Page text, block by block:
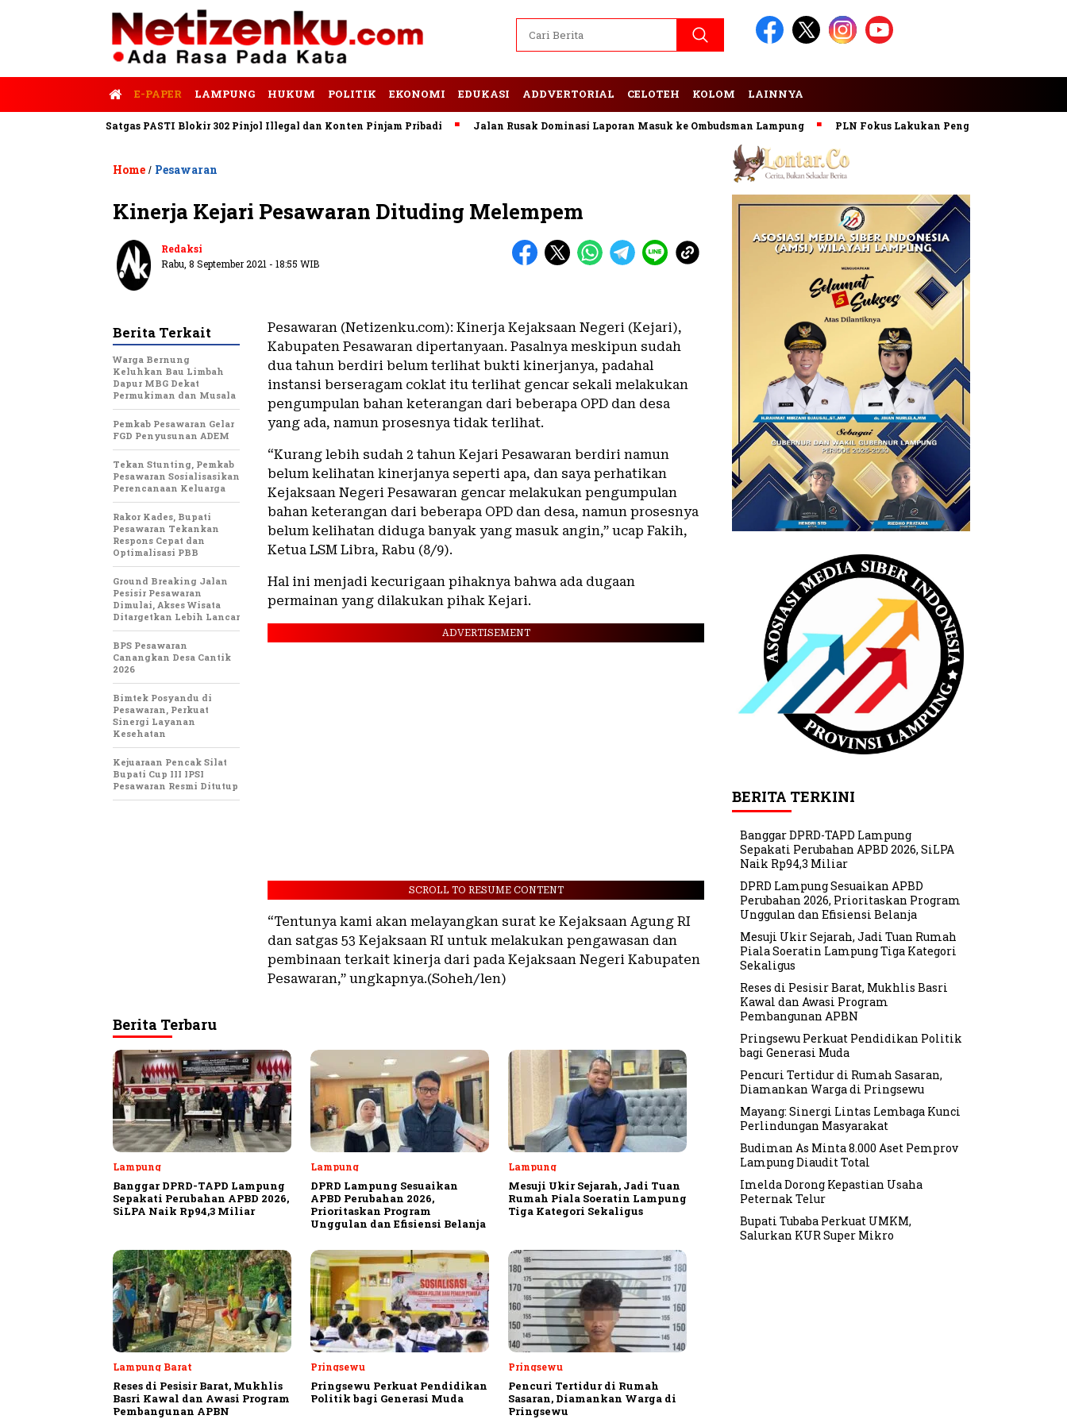
E-PAPER LAMPUNG HUKUM POLITIK EKONOMI EDUKASI ADDVERTORIAL CELOTEH KOLOM LAINNYA
Satgas PASTI Blokir 302 Pinjol Illegal dan Konten Pinjam Pribadi Jalan Rusak Dominasi Laporan Masuk ke Ombudsman Lampung PLN Fokus Lakukan Pengembangan Pembangkit
Home / Pesawaran
Kinerja Kejari Pesawaran Dituding Melempem
Redaksi
Rabu, 8 September 2021 - 18:55 WIB
Pesawaran (Netizenku.com): Kinerja Kejaksaan Negeri (Kejari),
Kabupaten Pesawaran dipertanyaan. Pasalnya meskipun sudah
dua tahun berdiri belum terlihat bukti kinerjanya, padahal
instansi berseragam coklat itu terlihat gencar sekali melakukan
pengumpulan bahan keterangan dari beberapa OPD dan desa
yang ada, namun prosesnya tidak terlihat.
“Kurang lebih sudah 2 tahun Kejari Pesawaran berdiri namun
belum kelihatan kinerjanya seperti apa, dan saya perhatikan
Kejaksaan Negeri Pesawaran gencar melakukan pengumpulan
bahan keterangan dari beberapa OPD dan desa, namun prosesnya
belum kelihatan diduga banyak yang masuk angin,” ucap Fakih,
Ketua LSM Libra, Rabu (8/9).
Hal ini menjadi kecurigaan pihaknya bahwa ada dugaan
permainan yang dilakukan pihak Kejari.
ADVERTISEMENT
SCROLL TO RESUME CONTENT
“Tentunya kami akan melayangkan surat ke Kejaksaan Agung RI
dan satgas 53 Kejaksaan RI untuk melakukan pengawasan dan
pembinaan terkait kinerja dari pada Kejaksaan Negeri Kabupaten
Pesawaran,” ungkapnya.(Soheh/len)
Berita Terkait
Warga Bernung
Keluhkan Bau Limbah
Dapur MBG Dekat
Permukiman dan Musala
Pemkab Pesawaran Gelar
FGD Penyusunan ADEM
Tekan Stunting, Pemkab
Pesawaran Sosialisasikan
Perencanaan Keluarga
Rakor Kades, Bupati
Pesawaran Tekankan
Respons Cepat dan
Optimalisasi PBB
Ground Breaking Jalan
Pesisir Pesawaran
Dimulai, Akses Wisata
Ditargetkan Lebih Lancar
BPS Pesawaran
Canangkan Desa Cantik
2026
Bimtek Posyandu di
Pesawaran, Perkuat
Sinergi Layanan
Kesehatan
Kejuaraan Pencak Silat
Bupati Cup III IPSI
Pesawaran Resmi Ditutup
Berita Terbaru
Lampung
Banggar DPRD-TAPD Lampung
Sepakati Perubahan APBD 2026,
SiLPA Naik Rp94,3 Miliar
Lampung
DPRD Lampung Sesuaikan
APBD Perubahan 2026,
Prioritaskan Program
Unggulan dan Efisiensi Belanja
Lampung
Mesuji Ukir Sejarah, Jadi Tuan
Rumah Piala Soeratin Lampung
Tiga Kategori Sekaligus
Lampung Barat
Reses di Pesisir Barat, Mukhlis
Basri Kawal dan Awasi Program
Pembangunan APBN
Pringsewu
Pringsewu Perkuat Pendidikan
Politik bagi Generasi Muda
Pringsewu
Pencuri Tertidur di Rumah
Sasaran, Diamankan Warga di
Pringsewu
BERITA TERKINI
Banggar DPRD-TAPD Lampung
Sepakati Perubahan APBD 2026, SiLPA
Naik Rp94,3 Miliar
DPRD Lampung Sesuaikan APBD
Perubahan 2026, Prioritaskan Program
Unggulan dan Efisiensi Belanja
Mesuji Ukir Sejarah, Jadi Tuan Rumah
Piala Soeratin Lampung Tiga Kategori
Sekaligus
Reses di Pesisir Barat, Mukhlis Basri
Kawal dan Awasi Program
Pembangunan APBN
Pringsewu Perkuat Pendidikan Politik
bagi Generasi Muda
Pencuri Tertidur di Rumah Sasaran,
Diamankan Warga di Pringsewu
Mayang: Sinergi Lintas Lembaga Kunci
Perlindungan Masyarakat
Budiman As Minta 8.000 Aset Pemprov
Lampung Diaudit Total
Imelda Dorong Kepastian Usaha
Peternak Telur
Bupati Tubaba Perkuat UMKM,
Salurkan KUR Super Mikro